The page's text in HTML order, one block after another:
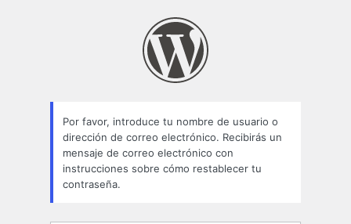
Por favor, introduce tu nombre de usuario o
dirección de correo electrónico. Recibirás un
mensaje de correo electrónico con
instrucciones sobre cómo restablecer tu
contraseña.